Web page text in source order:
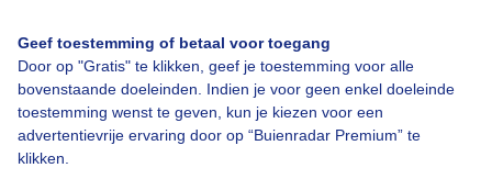
Geef toestemming of betaal voor toegang
Door op "Gratis" te klikken, geef je toestemming voor alle
bovenstaande doeleinden. Indien je voor geen enkel doeleinde
toestemming wenst te geven, kun je kiezen voor een
advertentievrije ervaring door op “Buienradar Premium” te
klikken.
Veelgestelde vragen
Contact
Toegankelijkheid
Gebruikersvoorwaarden